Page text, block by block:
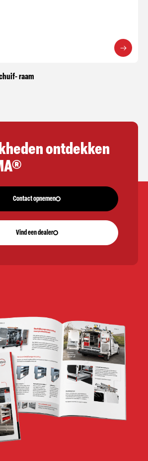
raam
ontdekken
Contact opnemen
Vind een dealer